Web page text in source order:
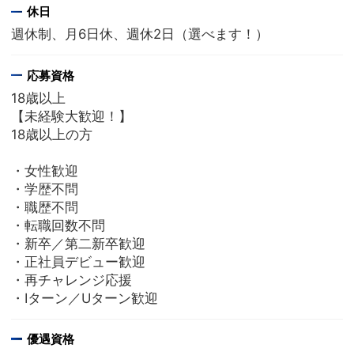
休日
週休制、月6日休、週休2日（選べます！）
応募資格
18歳以上
【未経験大歓迎！】
18歳以上の方
・女性歓迎
・学歴不問
・職歴不問
・転職回数不問
・新卒／第二新卒歓迎
・正社員デビュー歓迎
・再チャレンジ応援
・Iターン／Uターン歓迎
優遇資格